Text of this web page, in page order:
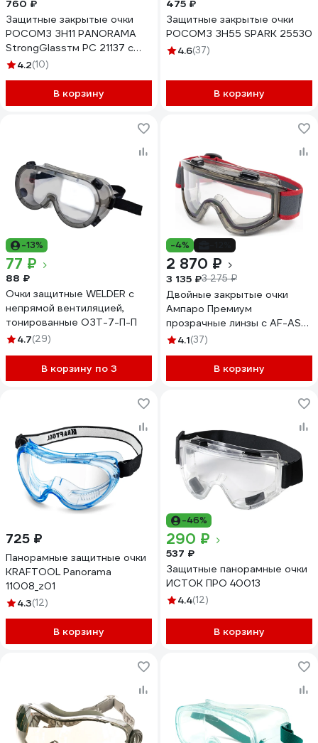
760 ₽
Защитные закрытые очки
РОСОМЗ ЗН11 PANORAMA
StrongGlassтм PC 21137 с
непрямой вентиляцией
4.2(10)
В корзину
475 ₽
Защитные закрытые очки
РОСОМЗ ЗН55 SPARK 25530
4.6(37)
В корзину
-13%
77 ₽
88 ₽
Очки защитные WELDER с
непрямой вентиляцией,
тонированные ОЗТ-7-П-П
4.7(29)
В корзину по 3
-4%
2 870 ₽
3 135 ₽3 275 ₽
Двойные закрытые очки
Ампаро Премиум
прозрачные линзы с AF-AS
покрытием, непрямая
4.1(37)
В корзину
725 ₽
Панорамные защитные очки
KRAFTOOL Panorama
11008_z01
4.3(12)
В корзину
-46%
290 ₽
537 ₽
Защитные панорамные очки
ИСТОК ПРО 40013
4.4(12)
В корзину